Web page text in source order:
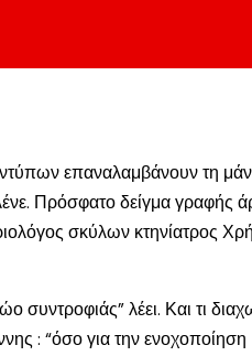
επαναλαμβάνουν τη
Πρόσφατο δείγμα γραφής
σκύλων κτηνίατρος
λέει. Και τι
: “όσο για την ενοχοποίηση